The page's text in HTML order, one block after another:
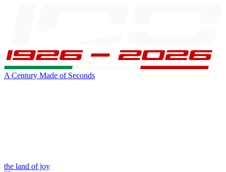
A Century Made of Seconds
the land of joy